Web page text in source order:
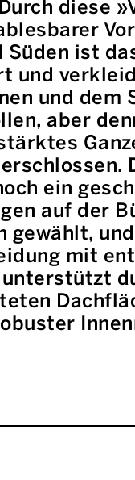
diese
Süden ist
und
und dem
aber
ein
auf der
gewählt,
mit